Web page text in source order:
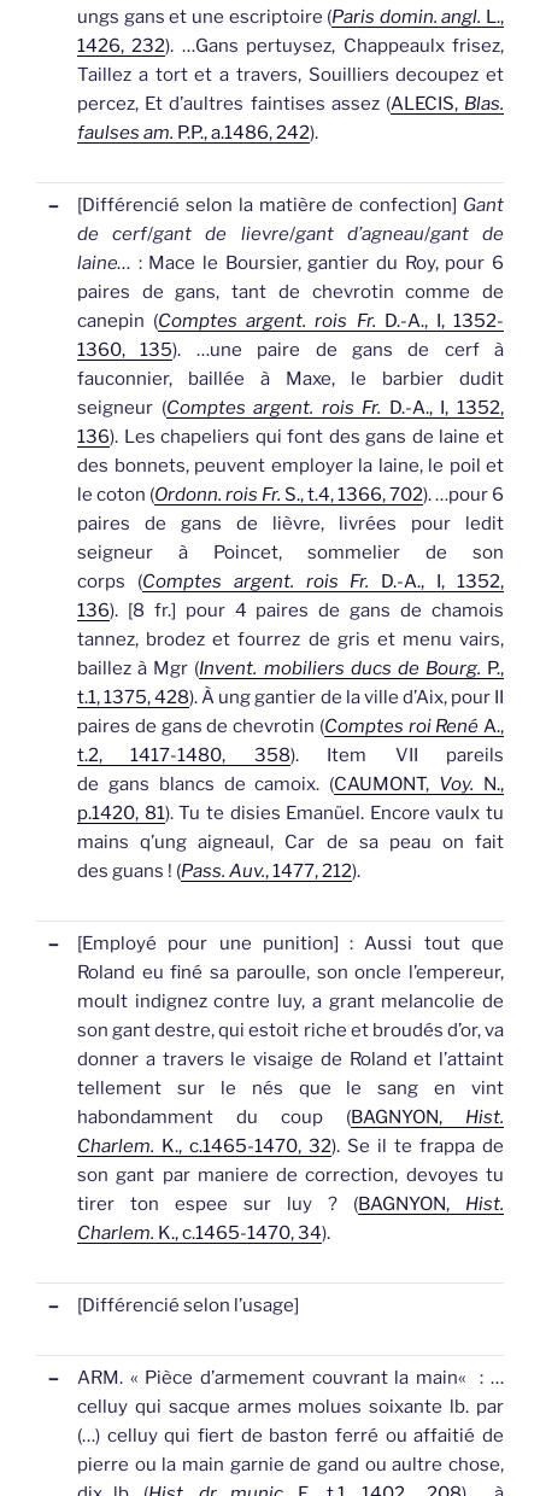
ungs gans et une escriptoire (Paris domin. angl. L.,
1426, 232). …Gans pertuysez, Chappeaulx frisez,
Taillez a tort et a travers, Souilliers decoupez et
percez, Et d’aultres faintises assez (ALECIS, Blas.
faulses am. P.P., a.1486, 242).
– [Différencié selon la matière de confection] Gant
de cerf/gant de lievre/gant d’agneau/gant de
laine… : Mace le Boursier, gantier du Roy, pour 6
paires degans, tant de chevrotin comme de
canepin (Comptes argent. rois Fr. D.-A., I, 1352-
1360, 135). …une paire de gans de cerf à
fauconnier, baillée à Maxe, le barbier dudit
seigneur (Comptes argent. rois Fr. D.-A., I, 1352,
136). Les chapeliers qui font desgans de laine et
des bonnets, peuvent employer la laine, le poil et
le coton (Ordonn. rois Fr. S., t.4, 1366, 702).…pour 6
paires de gans de lièvre, livrées pour ledit
seigneur à Poincet, sommelier de son
corps (Comptes argent. rois Fr. D.-A., I, 1352,
136). [8 fr.] pour 4 paires degans de chamois
tannez, brodez et fourrez de gris et menu vairs,
baillez à Mgr (Invent. mobiliers ducs de Bourg. P.,
t.1, 1375, 428).À ung gantier de la ville d’Aix, pour II
paires de gans de chevrotin (Comptes roi René A.,
t.2, 1417-1480, 358). Item VII pareils
de gans blancs de camoix. (CAUMONT, Voy. N.,
p.1420, 81).Tu te disies Emanüel. Encore vaulx tu
mains q’ung aigneaul, Car de sa peau on fait
des guans ! (Pass. Auv., 1477, 212).
– [Employé pour une punition] : Aussi tout que
Roland eu finé sa paroulle, son oncle l’empereur,
moult indignez contre luy, a grant melancolie de
songantdestre, qui estoit riche et broudés d’or, va
donner a travers le visaige de Roland et l’attaint
tellement sur le nés que le sang en vint
habondamment du coup (BAGNYON, Hist.
Charlem. K., c.1465-1470, 32). Se il te frappa de
songant par maniere de correction, devoyes tu
tirer ton espee sur luy ? (BAGNYON, Hist.
Charlem. K., c.1465-1470, 34).
– [Différencié selon l’usage]
– ARM. « Pièce d’armement couvrant la main«
: …
celluy qui sacque armes molues soixante lb. par
(…) celluy qui fiert de baston ferré ou affaitié de
pierre ou la main garnie de gand ou aultre chose,